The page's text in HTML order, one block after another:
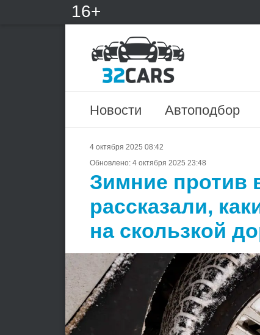
16+
Новости Автоподбор
4 октября 2025 08:42
Обновлено: 4 октября 2025 23:48
Зимние против
рассказали,
на скользкой